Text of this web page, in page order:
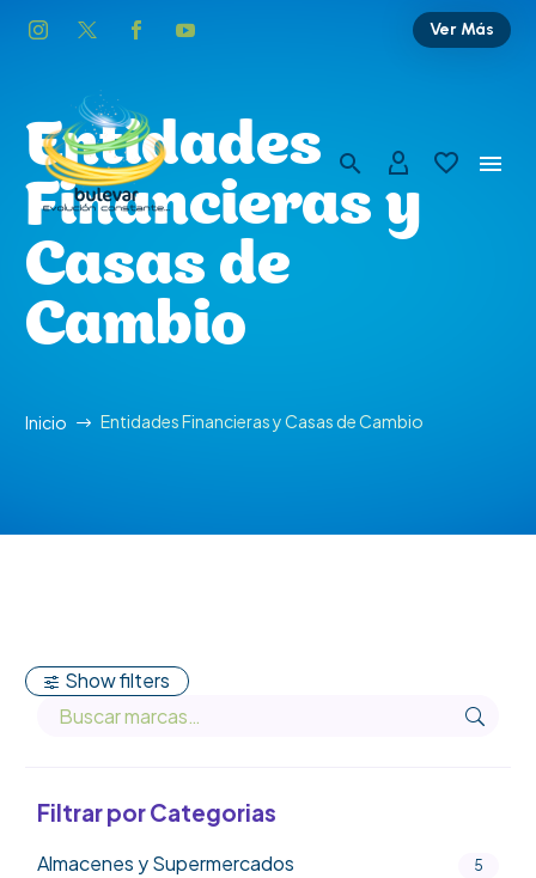
Ver Más
Entidades
Financieras y
Casas de
Cambio
Inicio Entidades Financieras y Casas de Cambio
Show filters
Filtrar por Categorias
Almacenes y Supermercados 5